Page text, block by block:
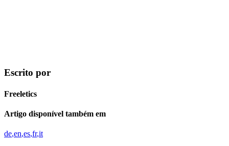
Escrito por
Freeletics
Artigo disponível também em
de en es fr it